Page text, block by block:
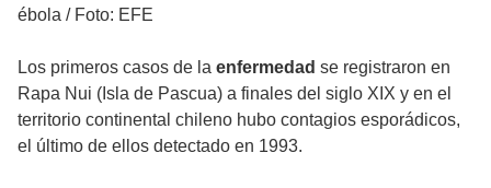
ébola / Foto: EFE
Los primeros casos de la enfermedad se registraron en
Rapa Nui (Isla de Pascua) a finales del siglo XIX y en el
territorio continental chileno hubo contagios esporádicos,
el último de ellos detectado en 1993.